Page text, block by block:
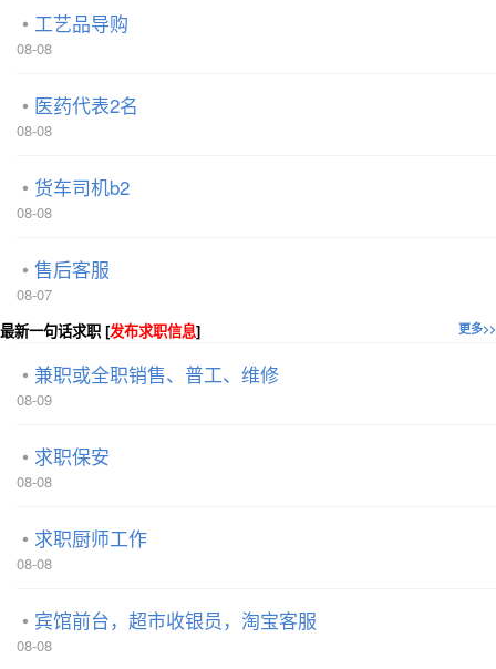
工艺品导购
08-08
医药代表2名
08-08
货车司机b2
08-08
售后客服
08-07
更多>>
最新一句话求职 [发布求职信息]
兼职或全职销售、普工、维修
08-09
求职保安
08-08
求职厨师工作
08-08
宾馆前台，超市收银员，淘宝客服
08-08